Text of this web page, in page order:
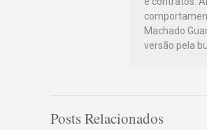
Machado
versão pela
Posts Relacionados